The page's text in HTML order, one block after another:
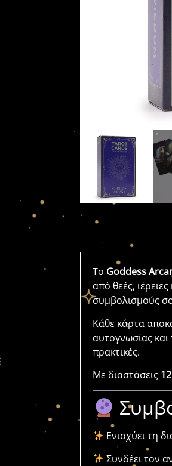
Το Goddess
από θεές,
συμβολισμούς
Κάθε κάρτα
αυτογνωσίας και
πρακτικές.
Με διαστάσεις
Ενισχύει τη
Συνδέει τον